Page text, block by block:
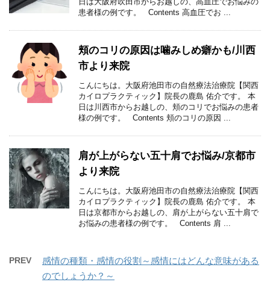
患者様の例です。 Contents 高血圧でお ...
頬のコリの原因は噛みしめ癖かも/川西
市より来院
こんにちは。大阪府池田市の自然療法治療院【関西
カイロプラクティック】院長の鹿島 佑介です。 本
日は川西市からお越しの、頬のコリでお悩みの患者
様の例です。 Contents 頬のコリの原因 ...
肩が上がらない五十肩でお悩み/京都市
より来院
こんにちは。大阪府池田市の自然療法治療院【関西
カイロプラクティック】院長の鹿島 佑介です。 本
日は京都市からお越しの、肩が上がらない五十肩で
お悩みの患者様の例です。 Contents 肩 ...
PREV
感情の種類・感情の役割～感情にはどんな意味がある
のでしょうか？～